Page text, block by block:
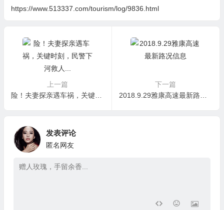
https://www.513337.com/tourism/log/9836.html
上一篇
险！夫妻探亲遇车祸，关键时刻，民警下河救人…
下一篇
发表评论
匿名网友